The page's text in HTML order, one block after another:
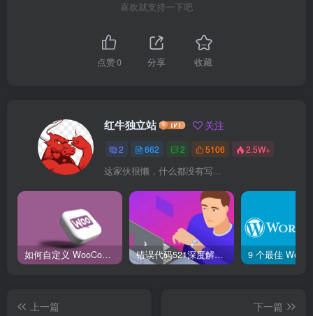
喜欢就支持一下吧
点赞0 分享 收藏
红牛独立站 关注
2 662 2 5106 2.5W+
这家伙很懒，什么都没有写...
如何自定义 WooCommerce 购物车页面：详细指南 错误代码521深度解析：什么是“Web服务器宕机”？它和502、504有何不同？
上一篇
下一篇